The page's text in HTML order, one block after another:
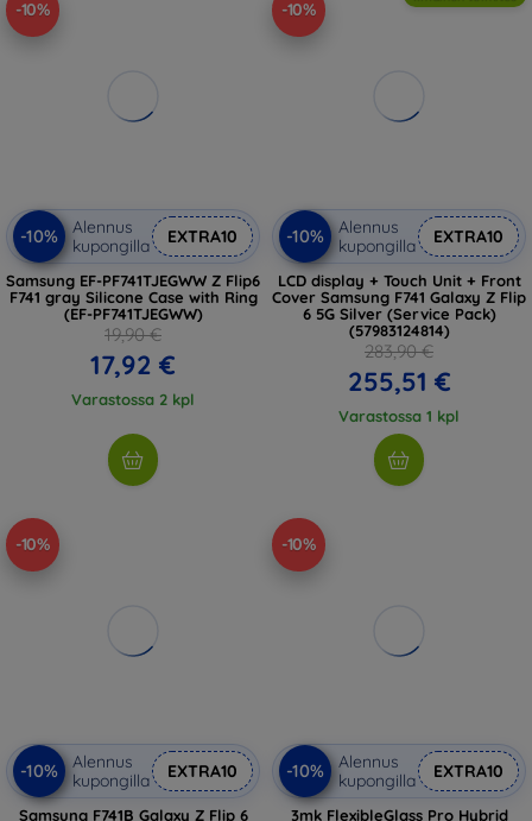
-10%
-10%
Alennus
kupongilla
EXTRA10
Samsung EF-PF741TJEGWW Z Flip6
F741 gray Silicone Case with Ring
(EF-PF741TJEGWW)
19,90 €
17,92 €
Varastossa 2 kpl
-10%
-10%
Alennus
kupongilla
EXTRA10
LCD display + Touch Unit + Front
Cover Samsung F741 Galaxy Z Flip
6 5G Silver (Service Pack)
(57983124814)
283,90 €
255,51 €
Varastossa 1 kpl
-10%
-10%
Alennus
kupongilla
EXTRA10
Samsung F741B Galaxy Z Flip 6
-10%
-10%
Alennus
kupongilla
EXTRA10
3mk FlexibleGlass Pro Hybrid